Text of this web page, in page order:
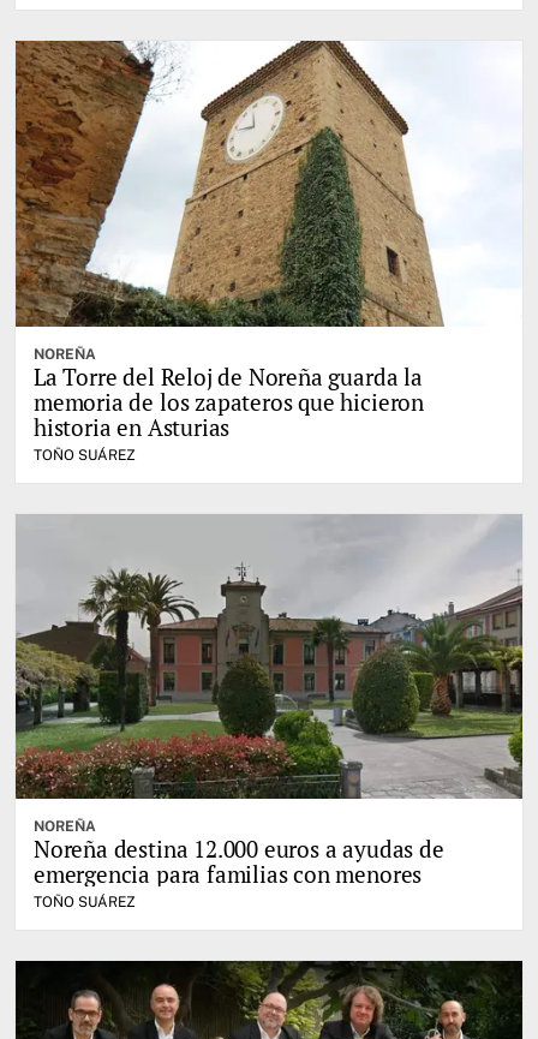
NOREÑA
La Torre del Reloj de Noreña guarda la
memoria de los zapateros que hicieron
historia en Asturias
TOÑO SUÁREZ
NOREÑA
Noreña destina 12.000 euros a ayudas de
emergencia para familias con menores
TOÑO SUÁREZ